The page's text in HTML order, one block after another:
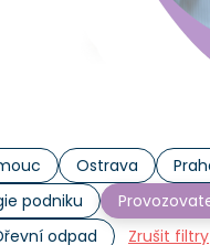
Ostrava
podniku
odpad Zrušit filtry